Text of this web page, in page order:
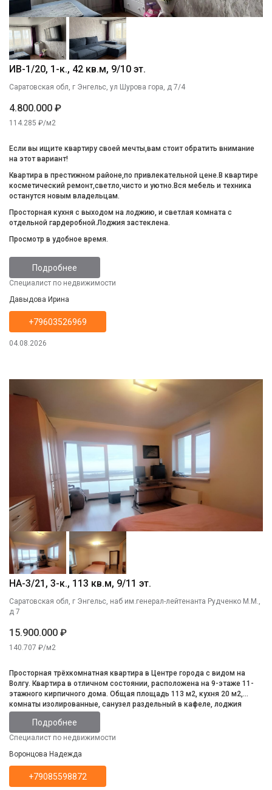
ИВ-1/20, 1-к., 42 кв.м, 9/10 эт.
Саратовская обл, г Энгельс, ул Шурова гора, д 7/4
4.800.000 ₽
114.285 ₽/м2
Если вы ищите квартиру своей мечты,вам стоит обратить внимание
на этот вариант!
Квартира в престижном районе,по привлекательной цене.В квартире
косметический ремонт,светло,чисто и уютно.Вся мебель и техника
останутся новым владельцам.
Просторная кухня с выходом на лоджию, и светлая комната с
отдельной гардеробной.Лоджия застеклена.
Просмотр в удобное время.
Подробнее
Специалист по недвижимости
Давыдова Ирина
+79603526969
04.08.2026
НА-3/21, 3-к., 113 кв.м, 9/11 эт.
Саратовская обл, г Энгельс, наб им.генерал-лейтенанта Рудченко М.М.,
д 7
15.900.000 ₽
140.707 ₽/м2
Просторная трёхкомнатная квартира в Центре города с видом на
Волгу. Квартира в отличном состоянии, расположена на 9-этаже 11-
этажного кирпичного дома. Общая площадь 113 м2, кухня 20 м2,
комнаты изолированные, санузел раздельный в кафеле, лоджия
застеклена. Инфратруктура развита, всё в шаговой доступности.
Подробнее
Специалист по недвижимости
Воронцова Надежда
+79085598872